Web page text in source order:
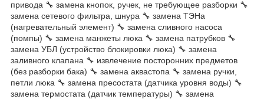
привода 🔧 замена кнопок, ручек, не требующее разборки 🔧
замена сетевого фильтра, шнура 🔧 замена ТЭНа
(нагревательный элемент) 🔧 замена сливного насоса
(помпы) 🔧 замена манжеты люка 🔧 замена патрубков 🔧
замена УБЛ (устройство блокировки люка) 🔧 замена
заливного клапана 🔧 извлечение посторонних предметов
(без разборки бака) 🔧 замена аквастопа 🔧 замена ручки,
петли люка 🔧 замена пресостата (датчика уровня воды) 🔧
замена термостата (датчик температуры) 🔧 замена